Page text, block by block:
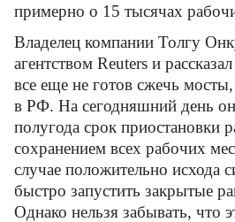
примерно о 15 тысячах
Владелец компании Толгу
агентством Reuters и
все еще не готов сжечь
в РФ. На сегодняшний день
полугода срок приостановки
сохранением всех рабочих
случае положительно исхода
быстро запустить закрытые
Однако нельзя забывать, что